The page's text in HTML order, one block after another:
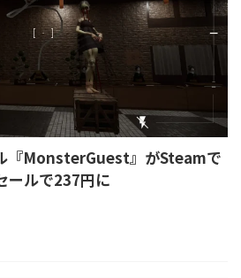
『MonsterGuest』がSteamで
ールで237円に